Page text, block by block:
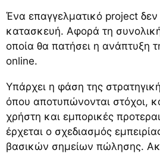
Ένα επαγγελματικό project
κατασκευή. Αφορά τη
οποία θα πατήσει η ανάπτυξη
online.
Υπάρχει η φάση της
όπου αποτυπώνονται στόχοι,
χρήστη και εμπορικές
έρχεται ο σχεδιασμός
βασικών σημείων πώλησης.